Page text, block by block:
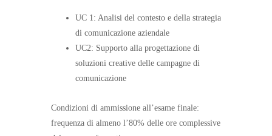
UC 1: Analisi del contesto e della strategia
di comunicazione aziendale
UC2: Supporto alla progettazione di
soluzioni creative delle campagne di
comunicazione
Condizioni di ammissione all’esame finale:
frequenza di almeno l’80% delle ore complessive